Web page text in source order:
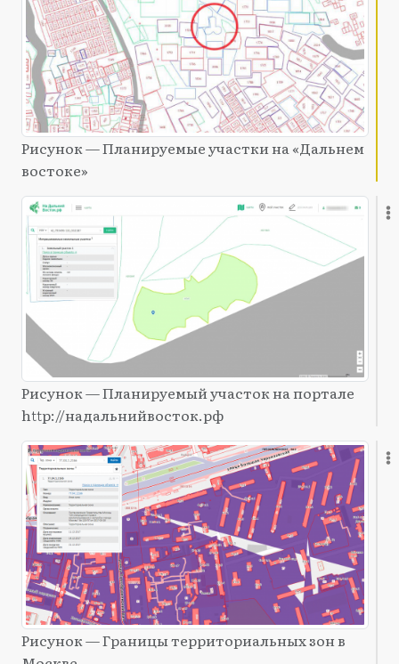
Рисунок — Планируемые участки на «Дальнем
востоке»
Рисунок — Планируемый участок на портале
http://надальнийвосток.рф
Рисунок — Границы территориальных зон в